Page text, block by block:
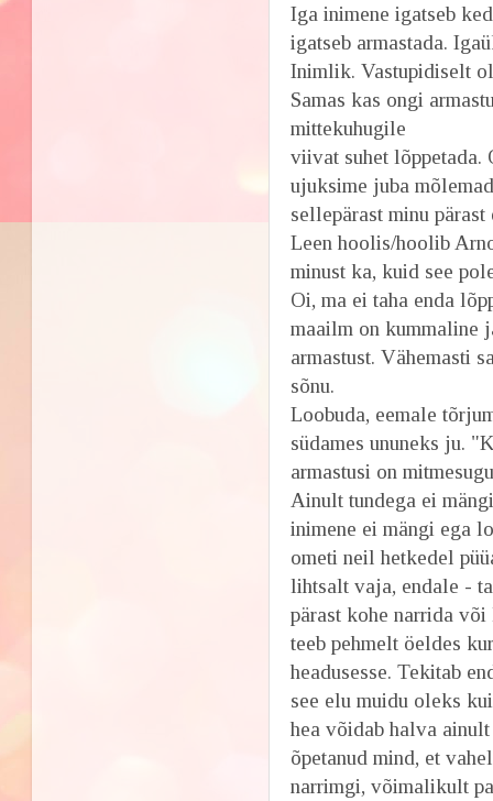
Iga inimene igatseb
igatseb armastada.
Inimlik. Vastupidiselt
Samas kas ongi
mittekuhugile
viivat suhet lõppetada.
ujuksime juba
sellepärast minu
Leen hoolis/hoolib
minust ka, kuid see
Oi, ma ei taha enda
maailm on kummaline
armastust. Vähemasti
sõnu.
Loobuda, eemale
südames ununeks ju.
armastusi on
Ainult tundega ei
inimene ei mängi ega
ometi neil hetkedel
lihtsalt vaja, endale -
pärast kohe narrida
teeb pehmelt öeldes
headusesse. Tekitab
see elu muidu oleks
hea võidab halva
õpetanud mind, et
narrimgi, võimalikult